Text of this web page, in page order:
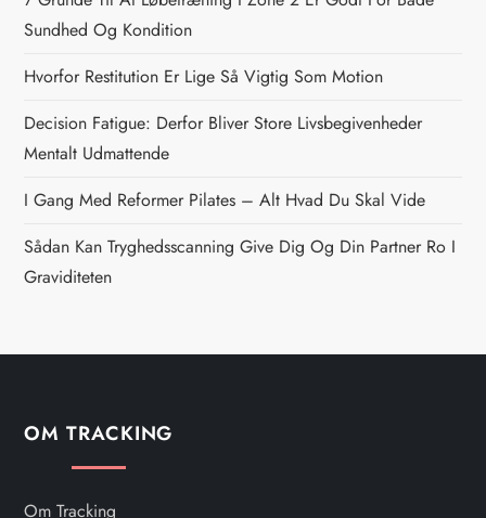
a
v
i
g
a
i
o
Sundhed Og Kondition
Hvorfor Restitution Er Lige Så Vigtig Som Motion
Decision Fatigue: Derfor Bliver Store Livsbegivenheder
Mentalt Udmattende
I Gang Med Reformer Pilates – Alt Hvad Du Skal Vide
Sådan Kan Tryghedsscanning Give Dig Og Din Partner Ro I
Graviditeten
OM TRACKING
Om Tracking